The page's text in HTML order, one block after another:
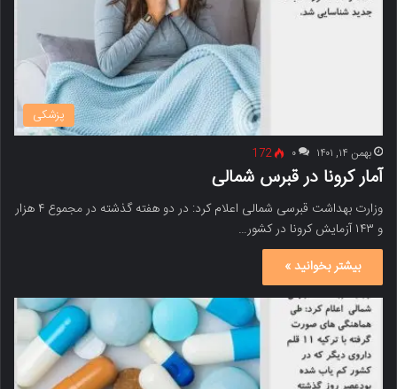
پزشکی
بهمن ۱۴, ۱۴۰۱ ۰ 172
آمار کرونا در قبرس شمالی
وزارت بهداشت قبرسی شمالی اعلام کرد: در دو هفته گذشته در مجموع ۴ هزار
و ۱۴۳ آزمایش کرونا در کشور…
بیشتر بخوانید »